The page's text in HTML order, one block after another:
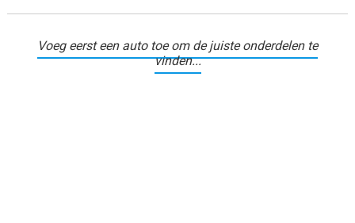
Voeg eerst een auto toe om de juiste onderdelen te
vinden...